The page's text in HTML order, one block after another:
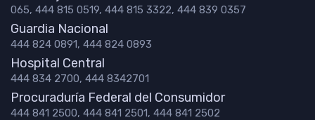
065, 444 815 0519, 444 815 3322, 444 839 0357
Guardia Nacional
444 824 0891, 444 824 0893
Hospital Central
444 834 2700, 444 8342701
Procuraduría Federal del Consumidor
444 841 2500, 444 841 2501, 444 841 2502